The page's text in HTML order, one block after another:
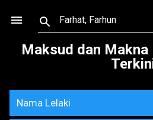
Skip to main
Maksud dan Makna
Nama Lelaki